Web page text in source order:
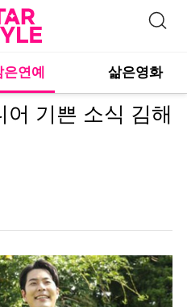
은연예 삶은영화
기쁜 소식 김해